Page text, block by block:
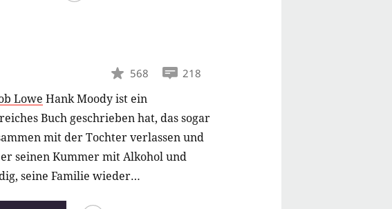
568 218
Lowe Hank Moody ist ein
Buch geschrieben hat, das sogar
mit der Tochter verlassen und
seinen Kummer mit Alkohol und
seine Familie wieder